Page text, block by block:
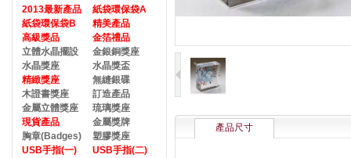
2013最新產品
紙袋環保袋A
紙袋環保袋B
精美產品
高級獎品
金箔禮品
立體水晶擺設
金銀銅獎座
水晶獎座
水晶獎盃
精緻獎座
無縫銀碟
木證書獎座
訂造產品
金屬立體獎座
琉璃獎座
現貨產品
金屬獎牌
胸章(Badges)
塑膠獎座
USB手指(一)
USB手指(二)
產品尺寸